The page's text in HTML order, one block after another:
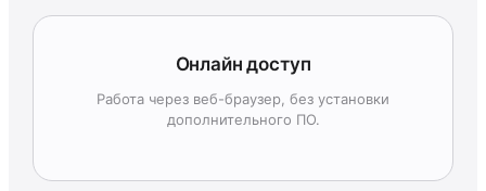
Онлайн доступ
Работа через веб-браузер, без установки
дополнительного ПО.